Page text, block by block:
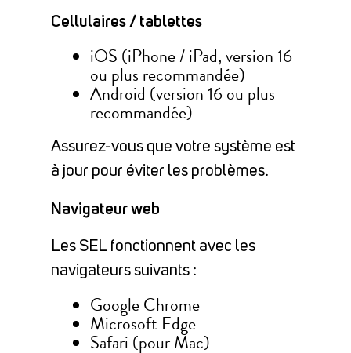
Cellulaires / tablettes
iOS (iPhone / iPad, version 16
ou plus recommandée)
Android (version 16 ou plus
recommandée)
Assurez-vous que votre système est
à jour pour éviter les problèmes.
Navigateur web
Les SEL fonctionnent avec les
navigateurs suivants :
Google Chrome
Microsoft Edge
Safari (pour Mac)